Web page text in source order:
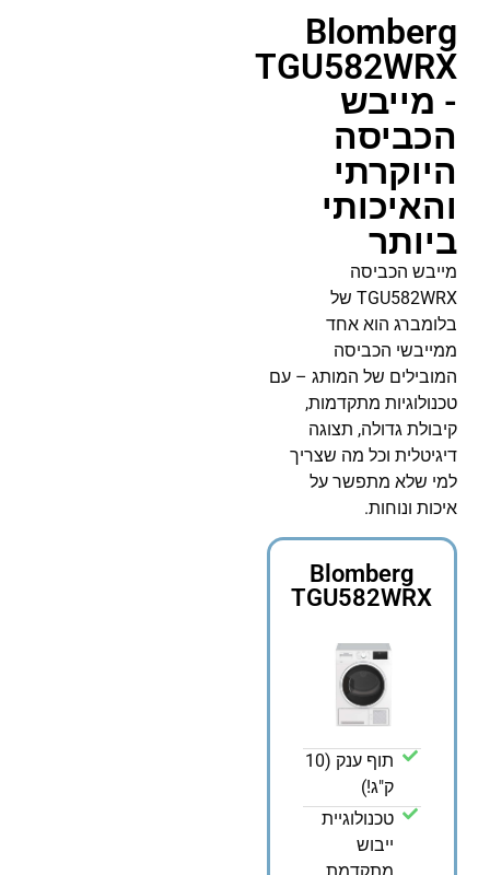
Blomberg
TGU582WRX
- מייבש
הכביסה
היוקרתי
והאיכותי
ביותר
מייבש הכביסה
TGU582WRX של
בלומברג הוא אחד
ממייבשי הכביסה
המובילים של המותג – עם
טכנולוגיות מתקדמות,
קיבולת גדולה, תצוגה
דיגיטלית וכל מה שצריך
למי שלא מתפשר על
איכות ונוחות.
Blomberg
TGU582WRX
תוף ענק (10
ק"ג!)
טכנולוגיית
ייבוש